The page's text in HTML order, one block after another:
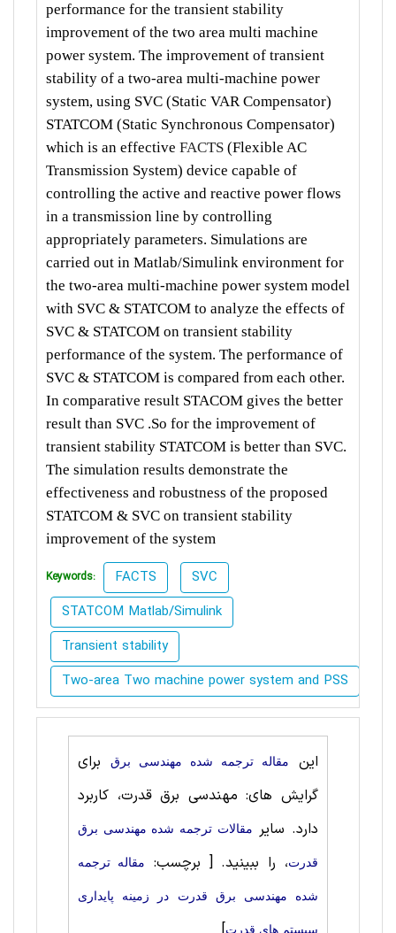
performance for the transient stability
improvement of the two area multi machine
power system. The improvement of transient
stability of a two-area multi-machine power
system, using SVC (Static VAR Compensator)
STATCOM (Static Synchronous Compensator)
which is an effective FACTS (Flexible AC
Transmission System) device capable of
controlling the active and reactive power flows
in a transmission line by controlling
appropriately parameters. Simulations are
carried out in Matlab/Simulink environment for
the two-area multi-machine power system model
with SVC & STATCOM to analyze the effects of
SVC & STATCOM on transient stability
performance of the system. The performance of
SVC & STATCOM is compared from each other.
In comparative result STACOM gives the better
result than SVC .So for the improvement of
transient stability STATCOM is better than SVC.
The simulation results demonstrate the
effectiveness and robustness of the proposed
STATCOM & SVC on transient stability
improvement of the system
Keywords: FACTS
SVC
STATCOM Matlab/Simulink
Transient stability
Two-area Two machine power system and PSS
این مقاله ترجمه شده مهندسی برق
برای
گرایش های: مهندسی برق قدرت، کاربرد
دارد. سایر مقالات ترجمه شده مهندسی برق
قدرت، را ببینید.[ برچسب: مقاله ترجمه
شده مهندسی برق قدرت در زمینه پایداری
سیستم های قدرت